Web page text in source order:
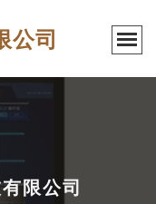
公司
限公司